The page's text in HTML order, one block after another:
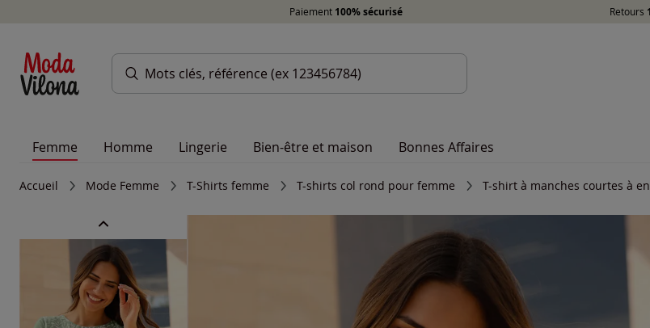
Paiement 100% sécurisé Retours
Femme Homme Lingerie Bien-être et maison Bonnes Affaires
Accueil Mode Femme T-Shirts femme T-shirts col rond pour femme T-shirt à manches courtes à